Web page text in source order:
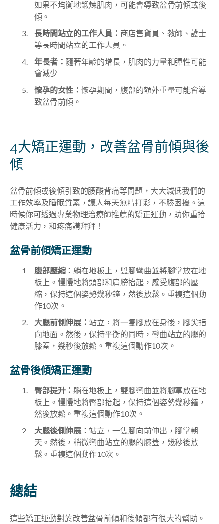
如果不均衡地鍛煉肌肉，可能會導致盆骨前傾或後
傾。
長時間站立的工作人員： 商店售貨員、教師、護士
等長時間站立的工作人員。
年長者： 隨著年齡的增長，肌肉的力量和彈性可能
會減少
懷孕的女性： 懷孕期間，腹部的額外重量可能會導
致盆骨前傾。
4大矯正運動，改善盆骨前傾與後
傾
盆骨前傾或後傾引致的腰酸背痛等問題，大大減低我們的
工作效率及睡眠質素，讓人每天無精打彩，不勝困擾。這
時候你可透過專業物理治療師推薦的矯正運動，助你重拾
健康活力，和疼痛講拜拜！
盆骨前傾矯正運動
腹部壓縮： 躺在地板上，雙腳彎曲並將腳掌放在地
板上。慢慢地將頭部和肩膀抬起，感受腹部的壓
縮，保持這個姿勢幾秒鐘，然後放鬆。重複這個動
作10次。
大腿前側伸展： 站立，將一隻腳放在身後，腳尖指
向地面。然後，保持平衡的同時，彎曲站立的腿的
膝蓋，幾秒後放鬆。重複這個動作10次。
盆骨後傾矯正運動
臀部提升： 躺在地板上，雙腳彎曲並將腳掌放在地
板上。慢慢地將臀部抬起，保持這個姿勢幾秒鐘，
然後放鬆。重複這個動作10次。
大腿後側伸展： 站立，一隻腳向前伸出，腳掌朝
天。然後，稍微彎曲站立的腿的膝蓋，幾秒後放
鬆。重複這個動作10次。
總結
這些矯正運動對於改善盆骨前傾和後傾都有很大的幫助。